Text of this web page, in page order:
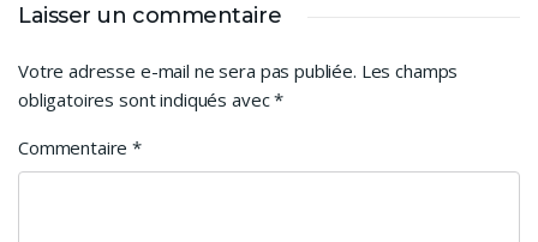
Laisser un commentaire
Votre adresse e-mail ne sera pas publiée. Les champs
obligatoires sont indiqués avec*
Commentaire*